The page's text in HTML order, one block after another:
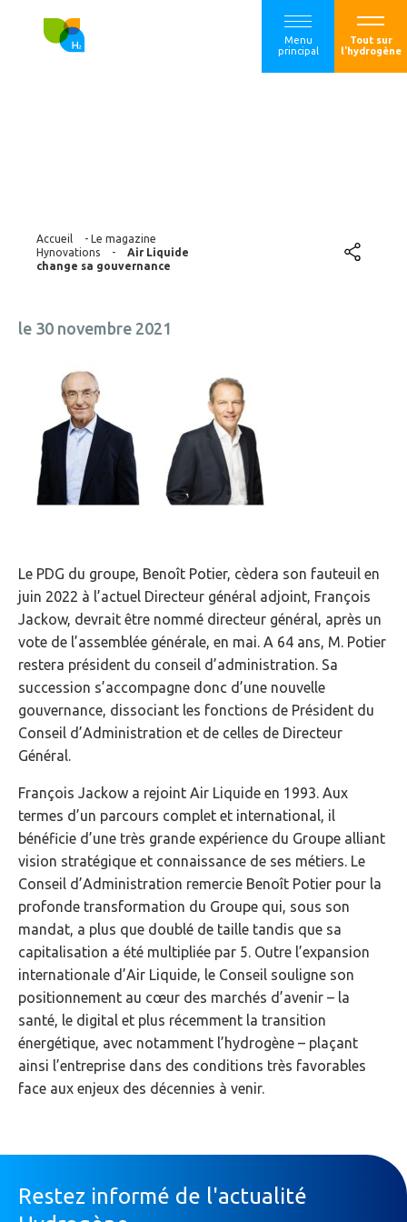
Menu
principal
Tout sur
l'hydrogène
Accueil - Le magazine
Hynovations
-
Air Liquide
change sa gouvernance
le 30 novembre 2021
Le PDG du groupe, Benoît Potier, cèdera son fauteuil en
juin 2022 à l’actuel Directeur général adjoint, François
Jackow, devrait être nommé directeur général, après un
vote de l’assemblée générale, en mai. A 64 ans, M. Potier
restera président du conseil d’administration. Sa
succession s’accompagne donc d’une nouvelle
gouvernance, dissociant les fonctions de Président du
Conseil d’Administration et de celles de Directeur
Général.
François Jackow a rejoint Air Liquide en 1993. Aux
termes d’un parcours complet et international, il
bénéficie d’une très grande expérience du Groupe alliant
vision stratégique et connaissance de ses métiers. Le
Conseil d’Administration remercie Benoît Potier pour la
profonde transformation du Groupe qui, sous son
mandat, a plus que doublé de taille tandis que sa
capitalisation a été multipliée par 5. Outre l’expansion
internationale d’Air Liquide, le Conseil souligne son
positionnement au cœur des marchés d’avenir – la
santé, le digital et plus récemment la transition
énergétique, avec notamment l’hydrogène – plaçant
ainsi l’entreprise dans des conditions très favorables
face aux enjeux des décennies à venir.
Restez informé de l'actualité